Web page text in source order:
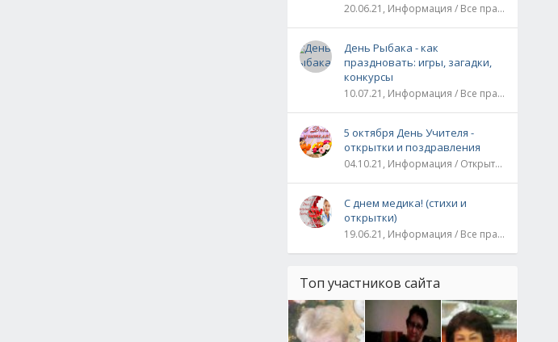
20.06.21, Информация / Все праздники / Рассказы и истории
День Рыбака - как
праздновать: игры, загадки,
конкурсы
10.07.21, Информация / Все праздники
5 октября День Учителя -
открытки и поздравления
04.10.21, Информация / Открытки / Все праздники
С днем медика! (стихи и
открытки)
19.06.21, Информация / Все праздники
Топ участников сайта